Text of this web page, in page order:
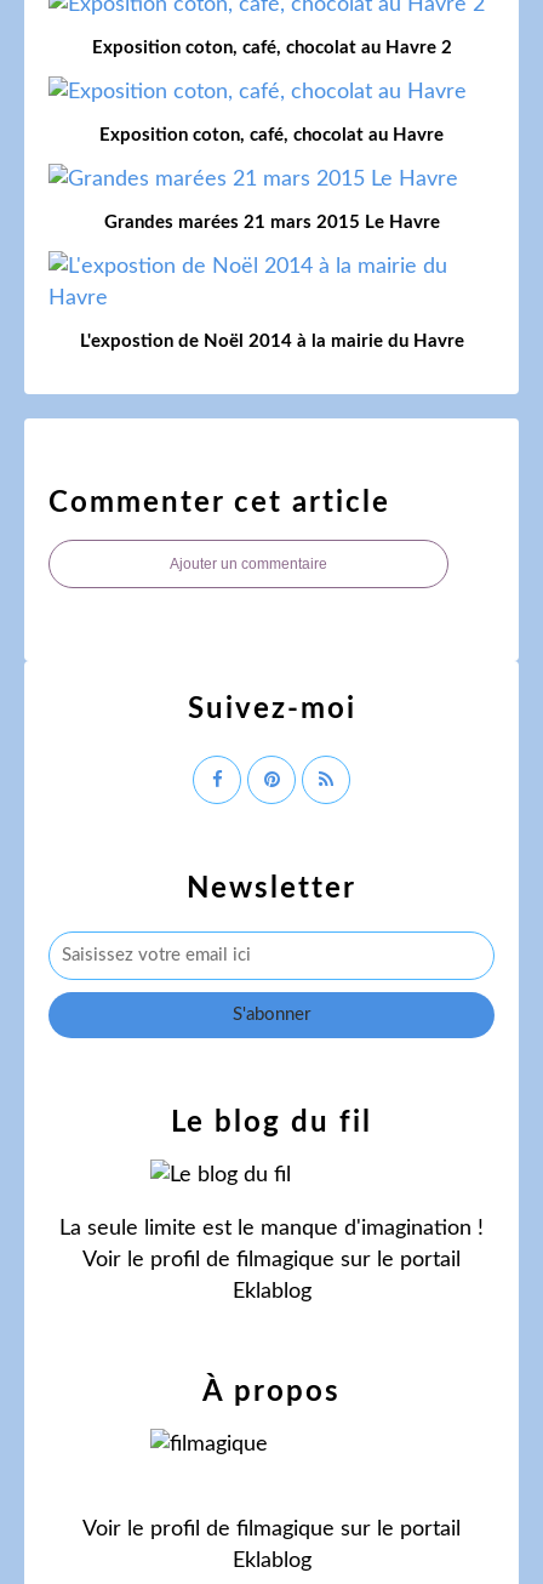
Exposition coton, café, chocolat au Havre 2
Exposition coton, café, chocolat au Havre
Grandes marées 21 mars 2015 Le Havre
L'expostion de Noël 2014 à la mairie du Havre
Commenter cet article
Ajouter un commentaire
Newsletter
Le blog du fil
La seule limite est le manque d'imagination !
Voir le profil de filmagique sur le portail
Eklablog
Suivez-moi
À propos
Voir le profil de filmagique sur le portail
Eklablog